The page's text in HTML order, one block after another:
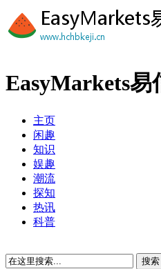
EasyMarkets易
主页
闲趣
知识
娱趣
潮流
探知
热讯
科普